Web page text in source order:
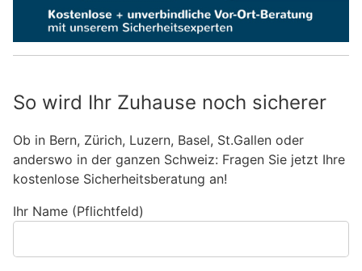
So wird Ihr Zuhause noch sicherer
Ob in Bern, Zürich, Luzern, Basel, St.Gallen oder
anderswo in der ganzen Schweiz: Fragen Sie jetzt Ihre
kostenlose Sicherheitsberatung an!
Ihr Name (Pflichtfeld)